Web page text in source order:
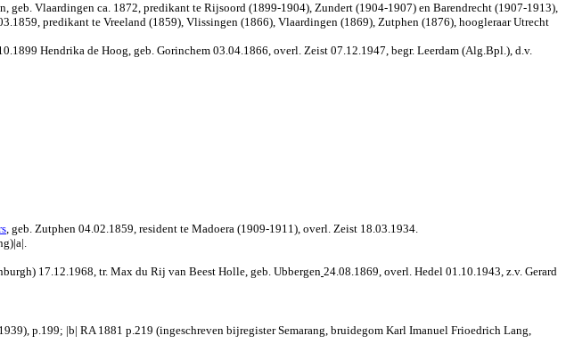
geb. Vlaardingen ca. 1872, predikant te Rijsoord (1899-1904), Zundert (1904-1907) en Barendrecht (1907-1913),
predikant te Vreeland (1859), Vlissingen (1866), Vlaardingen (1869), Zutphen (1876), hoogleraar Utrecht
Hendrika de Hoog, geb. Gorinchem 03.04.1866, overl. Zeist 07.12.1947, begr. Leerdam (Alg.Bpl.), d.v.
, geb. Zutphen 04.02.1859, resident te Madoera (1909-1911), overl. Zeist 18.03.1934.
17.12.1968, tr. Max du Rij van Beest Holle, geb. Ubbergen 24.08.1869, overl. Hedel 01.10.1943, z.v. Gerard
p.199; |b| RA 1881 p.219 (ingeschreven bijregister Semarang, bruidegom Karl Imanuel Frioedrich Lang,